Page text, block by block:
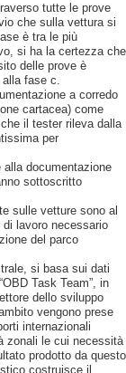
tutte le prove
che sulla vettura si
è tra le più
si ha la certezza che
delle prove è
fase c.
a corredo
cartacea) come
il tester rileva dalla
per
documentazione
sottoscritto
sulle vetture sono al
lavoro necessario
del parco
si basa sui dati
Task Team”, in
dello sviluppo
vengono prese
internazionali
zonali le cui necessità
prodotto da questo
costruisce il